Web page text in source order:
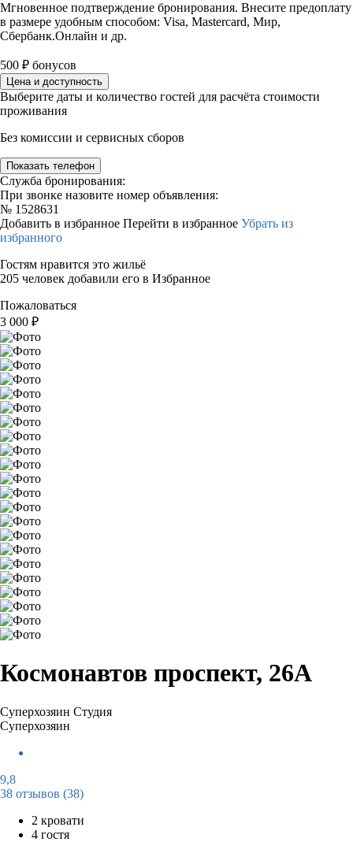
Мгновенное подтверждение бронирования. Внесите предоплату
в размере удобным способом: Visa, Mastercard, Мир,
Сбербанк.Онлайн и др.
500 ₽ бонусов
Цена и доступность
Выберите даты и количество гостей для расчёта стоимости
проживания
Без комиссии и сервисных сборов
Показать телефон
Служба бронирования:
При звонке назовите номер объявления:
№ 1528631
Добавить в избранное Перейти в избранное Убрать из
избранного
Гостям нравится это жильё
205 человек добавили его в Избранное
Пожаловаться
3 000 ₽
Космонавтов проспект, 26А
Суперхозяин Студия
Суперхозяин
9,8
38 отзывов (38)
2 кровати
4 гостя